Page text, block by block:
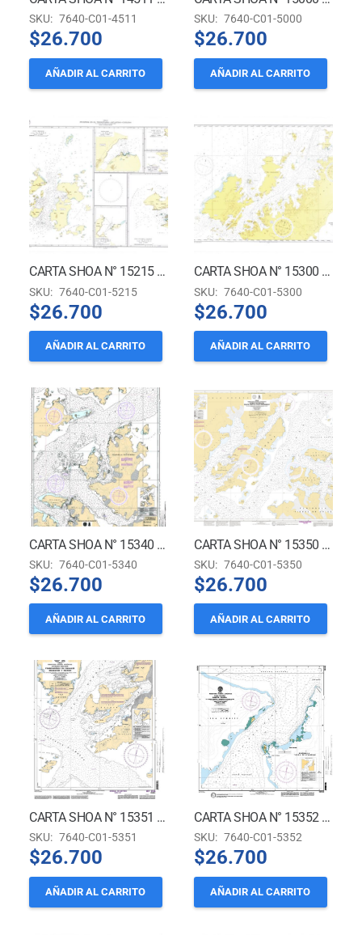
SKU: 7640-C01-4511
$26.700
AÑADIR AL CARRITO
SKU: 7640-C01-5000
$26.700
AÑADIR AL CARRITO
CARTA SHOA N° 15215 – PUERTOS EN EL TERRITORIO ANTÁRTICO CHILENO
SKU: 7640-C01-5215
$26.700
AÑADIR AL CARRITO
CARTA SHOA N° 15300 – ESTRECHO DE GERLACHE.- TERRITORIO ANTÁRTICO CHILENO
SKU: 7640-C01-5300
$26.700
AÑADIR AL CARRITO
CARTA SHOA N° 15340 (INT. 9103) – BAHÍA MARKMANN A BAHÍA ANDVORD *
SKU: 7640-C01-5340
$26.700
AÑADIR AL CARRITO
CARTA SHOA N° 15350 (INT. 9104) – TERRITORIO CHILENO ANTÁRTICO *
SKU: 7640-C01-5350
$26.700
AÑADIR AL CARRITO
CARTA SHOA N° 15351 (INT. 9134) – FONDEADEROS EN CANALES NEUMAYER Y PELTIER *
SKU: 7640-C01-5351
$26.700
AÑADIR AL CARRITO
CARTA SHOA N° 15352 (INT. 9135) – TERRITORIO CHILENO ANTÁRTICO – BAHÍA PARAISO – CALETA GLORIA *
SKU: 7640-C01-5352
$26.700
AÑADIR AL CARRITO